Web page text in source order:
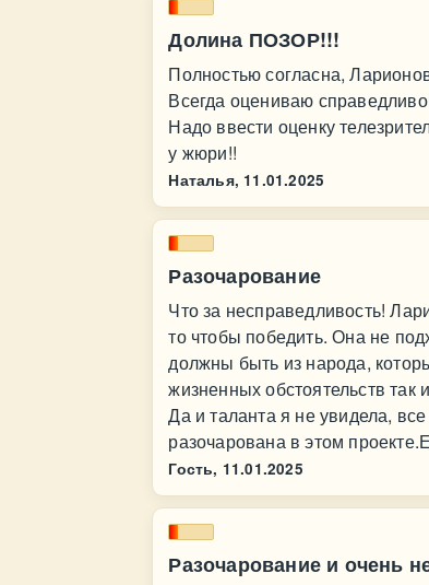
Долина ПОЗОР!!!
Полностью согласна,
Всегда оцениваю
Надо ввести оценку
у жюри!!
Наталья, 11.01.2025
Разочарование
Что за несправедливость!
то чтобы победить. Она не
должны быть из народа,
жизненных обстоятельств так
Да и таланта я не увидела,
разочарована в этом
Гость, 11.01.2025
Разочарование и очень